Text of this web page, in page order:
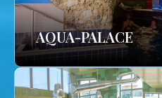
AQUA-PALACE